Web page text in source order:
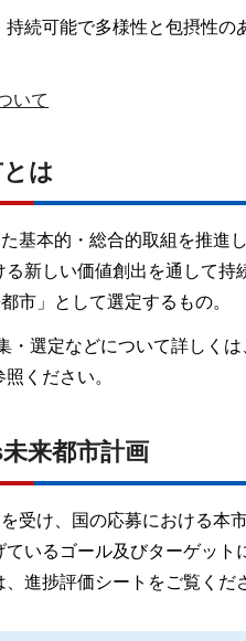
持続可能で多様性と包摂性
いて
は
基本的・総合的取組を推進
新しい価値創出を通して
市」として選定するもの。
・選定などについて詳しくは
照ください。
来都市計画
受け、国の応募における本
いるゴール及びターゲット
進捗評価シートをご覧くだ